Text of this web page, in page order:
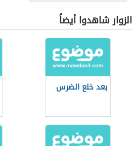
الزوار شاهدوا أيضاً
بعد خلع الضرس